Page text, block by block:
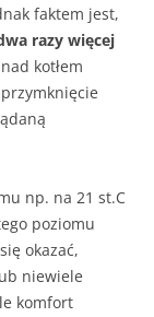
faktem jest,
razy więcej
kotłem
np. na 21 st.C
poziomu
okazać,
niewiele
komfort